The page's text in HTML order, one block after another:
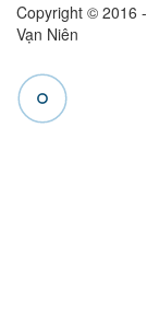
Copyright © 2016 -
Vạn Niên